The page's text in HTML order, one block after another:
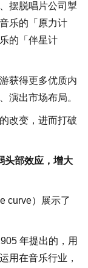
摆脱唱片公司掣
乐的「原力计
的「伴星计
获得更多优质内
演出市场布局。
改变，进而打破
头部效应，增大
curve）展示了
年提出的，用
用在音乐行业，